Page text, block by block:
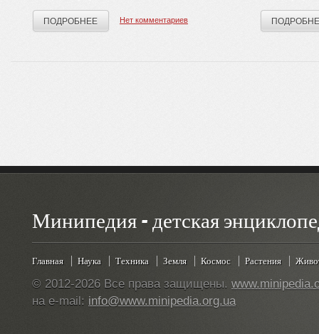
ПОДРОБНЕЕ Нет комментариев
Минипедия - детская
Главная Наука Техника Земля Космос Растения
© 2012-2026 Все права защищены.
на e-mail: info@www.minipedia.org.ua